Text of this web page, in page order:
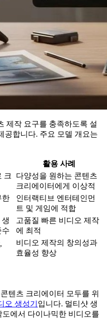
제작 요구를 충족하도록 설
공합니다. 주요 모델 개요는
활용 사례
크
다양성을 원하는 콘텐츠
크리에이터에게 이상적
한
인터랙티브 엔터테인먼
트 및 게임에 적합
생
수
고품질 빠른 비디오 제작
에 최적
비디오 제작의 창의성과
효율성 향상
텐츠 크리에이터 모두를 위
오 생성기 입니다. 멀티샷 생
에서 다이나믹한 비디오를